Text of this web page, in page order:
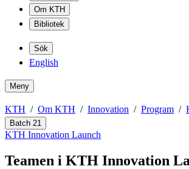
Om KTH
Bibliotek
Sök
English
Meny
KTH Om KTH Innovation Program
Batch 21
KTH Innovation Launch
Teamen i KTH Innovation